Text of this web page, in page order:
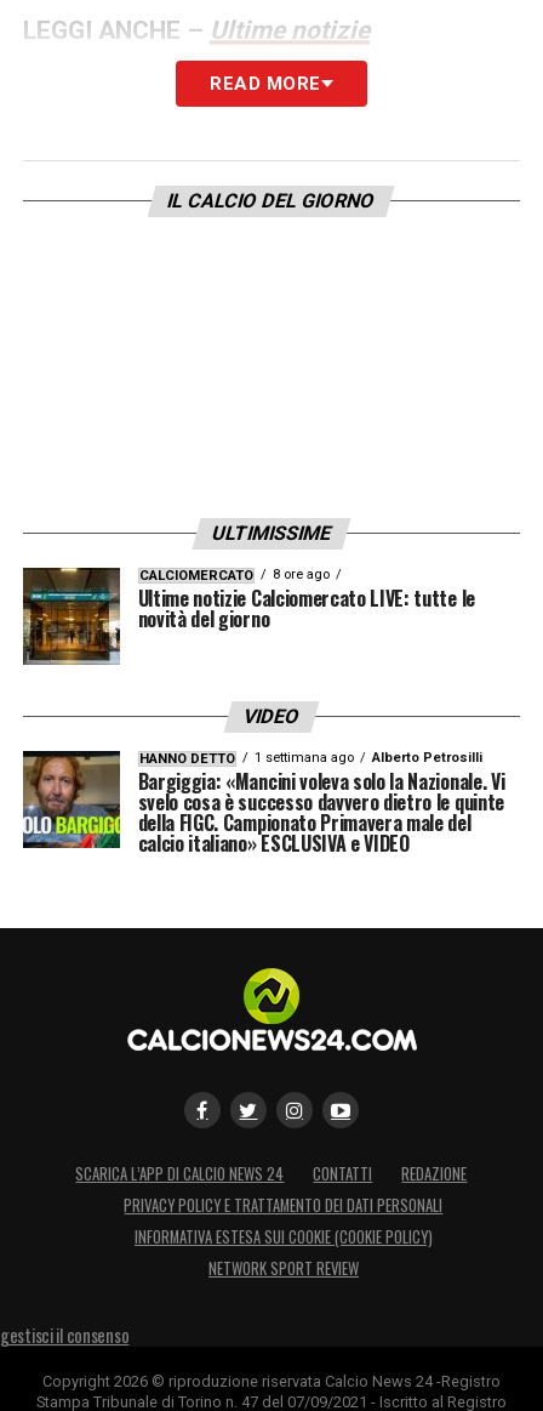
LEGGI ANCHE – Ultime notizie
Calciomercato LIVE: tutte le novità del
LA PLAYLIST DELLE NOSTRE TOP NEWS
READ MORE
IL CALCIO DEL GIORNO
ULTIMISSIME
CALCIOMERCATO 8 ore ago
Ultime notizie Calciomercato LIVE: tutte le
novità del giorno
VIDEO
HANNO DETTO 1 settimana ago Alberto Petrosilli
Bargiggia: «Mancini voleva solo la Nazionale. Vi
svelo cosa è successo davvero dietro le quinte
della FIGC. Campionato Primavera male del
calcio italiano» ESCLUSIVA e VIDEO
SCARICA L’APP DI CALCIO NEWS 24 CONTATTI
REDAZIONE
PRIVACY POLICY E TRATTAMENTO DEI DATI PERSONALI
INFORMATIVA ESTESA SUI COOKIE (COOKIE POLICY)
NETWORK SPORT REVIEW
gestisci il consenso
Copyright 2026 © riproduzione riservata Calcio News 24 -Registro
Stampa Tribunale di Torino n. 47 del 07/09/2021 - Iscritto al Registro